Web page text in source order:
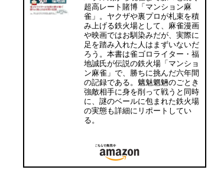
記事一覧へ
超高レート賭博「マンション麻
雀」。ヤクザや裏プロが札束を積
み上げる鉄火場として、麻雀漫画
や映画ではお馴染みだが、実際に
足を踏み入れた人はまずいないだ
ろう。本書は雀ゴロライター・福
地誠氏が伝説の鉄火場「マンショ
ン麻雀」で、勝ちに挑んだ六年間
の記録である。魑魅魍魎のごとき
強敵相手に身を削って戦うと同時
に、謎のベールに包まれた鉄火場
の実態も詳細にリポートしてい
る。